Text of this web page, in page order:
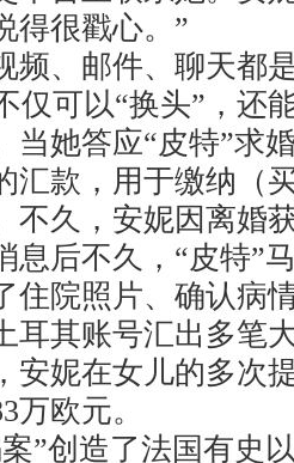
得很戳心。”
、邮件、聊天都是
仅可以“换头”，还
当她答应“皮特”求
汇款，用于缴纳（
不久，安妮因离婚
息后不久，“皮特”
住院照片、确认病
耳其账号汇出多
安妮在女儿的多次
万欧元。
创造了法国有史以